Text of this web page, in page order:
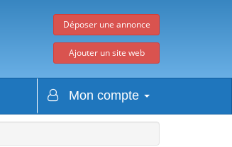
Déposer une annonce
Ajouter un site web
Mon compte